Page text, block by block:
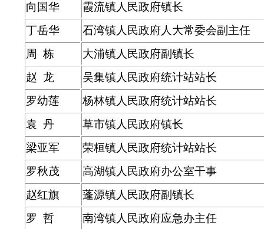
向国华
霞流镇人民政府镇长
丁岳华
石湾镇人民政府人大常委会副主任
周 栋
大浦镇人民政府副镇长
赵 龙
吴集镇人民政府统计站站长
罗幼莲
杨林镇人民政府统计站站长
袁 丹
草市镇人民政府镇长
梁亚军
荣桓镇人民政府统计站站长
罗秋茂
高湖镇人民政府办公室干事
赵红旗
蓬源镇人民政府副镇长
罗 哲
南湾镇人民政府应急办主任